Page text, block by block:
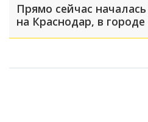
Прямо сейчас
на Краснодар, в